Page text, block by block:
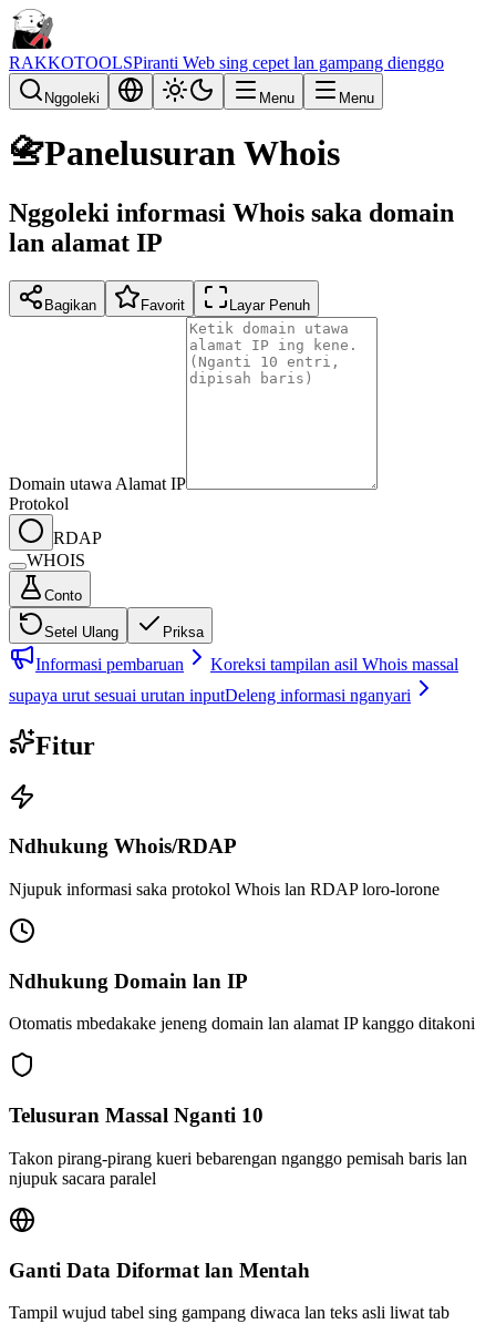
RAKKOTOOLSPiranti Web sing cepet lan gampang dienggo
Nggoleki Menu Menu
📇Panelusuran Whois
Nggoleki informasi Whois saka domain
lan alamat IP
Bagikan Favorit Layar Penuh
Domain utawa Alamat IP
Protokol
RDAP
WHOIS
Conto
Setel Ulang Priksa
Informasi pembaruan
Koreksi tampilan asil Whois massal
supaya urut sesuai urutan inputDeleng informasi nganyari
Fitur
Ndhukung Whois/RDAP
Njupuk informasi saka protokol Whois lan RDAP loro-lorone
Ndhukung Domain lan IP
Otomatis mbedakake jeneng domain lan alamat IP kanggo ditakoni
Telusuran Massal Nganti 10
Takon pirang-pirang kueri bebarengan nganggo pemisah baris lan
njupuk sacara paralel
Ganti Data Diformat lan Mentah
Tampil wujud tabel sing gampang diwaca lan teks asli liwat tab